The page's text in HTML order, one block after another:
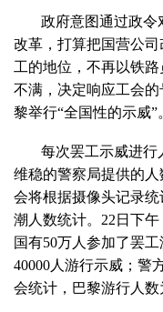
政府意图通过政令
改革，打算把国营公
工的地位，不再以铁
不满，决定响应工会
黎举行“全国性的示威”
每次罢工示威进行
维稳的警察局提供的
会将根据摄像头记录
潮人数统计。22日下
国有50万人参加了罢
40000人游行示威；警
会统计，巴黎游行人数